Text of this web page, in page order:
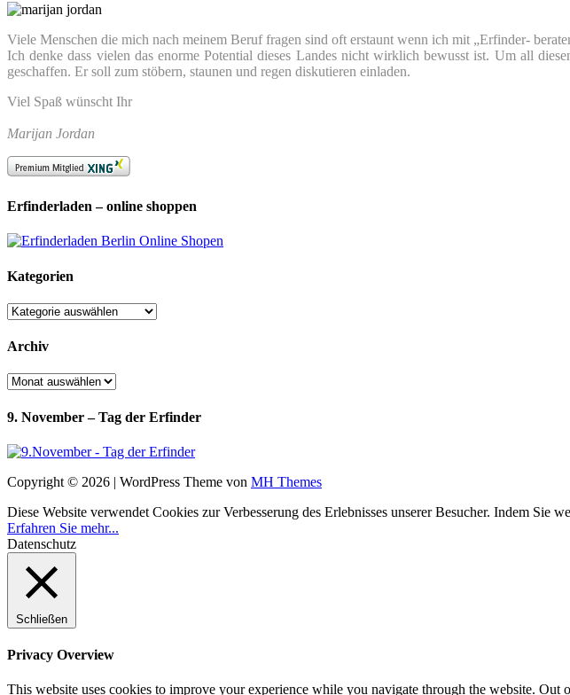
Viele Menschen die mich nach meinem Beruf fragen sind oft erstaunt wenn ich mit „Erfinder-
Ich denke dass vielen das enorme Potential dieses Landes nicht wirklich bewusst ist. Um all
geschaffen. Er soll zum stöbern, staunen und regen diskutieren einladen.
Viel Spaß wünscht Ihr
Marijan Jordan
Erfinderladen – online shoppen
Kategorien
Kategorien
Archiv
Archiv
9. November – Tag der Erfinder
Copyright © 2026 | WordPress Theme von MH Themes
Diese Website verwendet Cookies zur Verbesserung des Erlebnisses unserer Besucher. Indem Sie
Erfahren Sie mehr...
Datenschutz
Schließen
Privacy Overview
This website uses cookies to improve your experience while you navigate through the website. Out